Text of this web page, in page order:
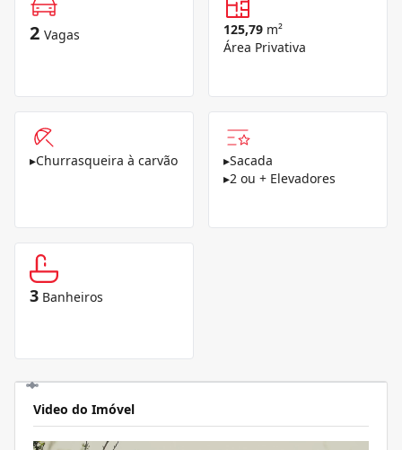
2 Vagas 125,79 m²
Área Privativa
▸Churrasqueira à carvão ▸Sacada
▸2 ou + Elevadores
3 Banheiros
Video do Imóvel